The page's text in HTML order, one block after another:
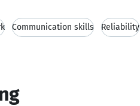
Communication skills Reliability